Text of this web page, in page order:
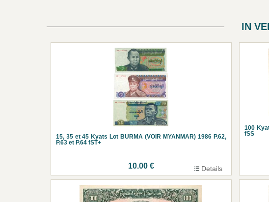
IN
15, 35 et 45 Kyats Lot BURMA (VOIR MYANMAR) 1986 P.62,
P.63 et P.64 fST+
10.00 € Details
100
fSS